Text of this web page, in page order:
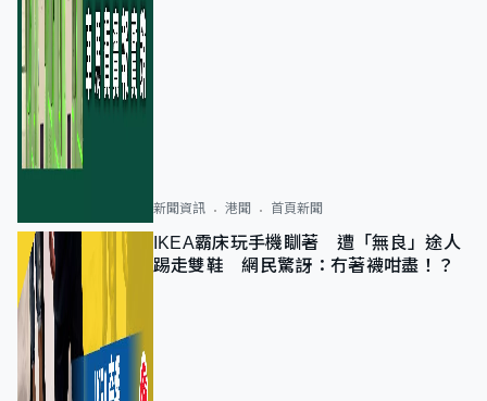
新聞資訊 港聞 首頁新聞
IKEA霸床玩手機瞓著 遭「無良」途人
踢走雙鞋 網民驚訝：冇著襪咁盡！？